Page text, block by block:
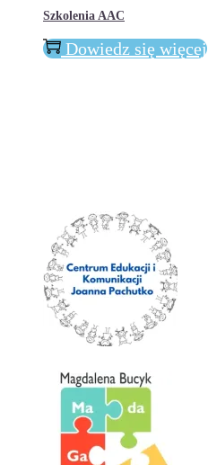
Szkolenia AAC
Dowiedz się więcej